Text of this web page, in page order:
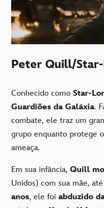
Peter Quill/
Conhecido como Star-
Guardiões da Galáxia.
combate, ele traz um
grupo enquanto protege
ameaça.
Em sua infância, Quill
Unidos) com sua mãe,
anos, ele foi abduzido